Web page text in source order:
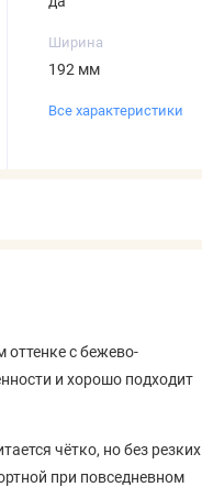
Ширина
192 мм
Все характеристики
с бежево-
и хорошо подходит
чётко, но без резких
при повседневном